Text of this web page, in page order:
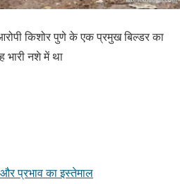
किशोर पुणे के एक प्रमुख बिल्डर का
भारी नशे में था
प्रभाव का इस्तेमाल